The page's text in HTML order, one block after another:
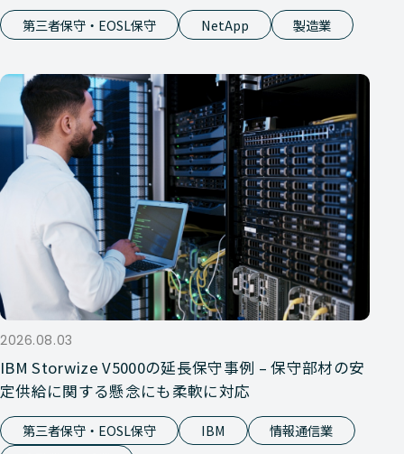
第三者保守・EOSL保守 NetApp 製造業
2026.08.03
IBM Storwize V5000の延長保守事例 – 保守部材の安
定供給に関する懸念にも柔軟に対応
第三者保守・EOSL保守 IBM
情報通信業